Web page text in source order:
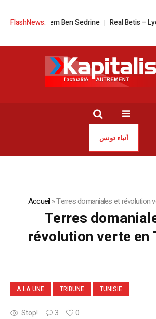
FlashNews:
Ben Sedrine Real Betis – Lyon en live
أنباء تونس
Accueil »Terres domaniales et révolution
Terres
révolution verte en
A LA UNE TRIBUNE TUNISIE
Stop! 3 0